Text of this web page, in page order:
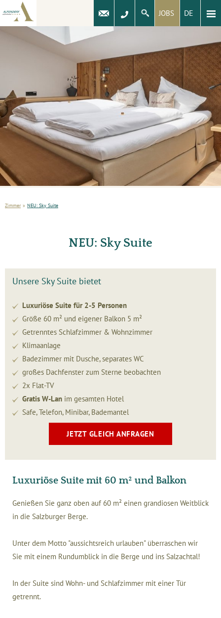
JOBS DE
Zimmer » NEU: Sky Suite
NEU: Sky Suite
Unsere Sky Suite bietet
Luxuriöse Suite für 2-5 Personen
Größe 60 m² und eigener Balkon 5 m²
Getrenntes Schlafzimmer & Wohnzimmer
Klimaanlage
Badezimmer mit Dusche, separates WC
großes Dachfenster zum Sterne beobachten
2x Flat-TV
Gratis W-Lan im gesamten Hotel
Safe, Telefon, Minibar, Bademantel
JETZT GLEICH ANFRAGEN
Luxuriöse Suite mit 60 m² und Balkon
Genießen Sie ganz oben auf 60 m² einen grandiosen Weitblick
in die Salzburger Berge.
Unter dem Motto "aussichtsreich urlauben" überraschen wir
Sie mit einem Rundumblick in die Berge und ins Salzachtal!
In der Suite sind Wohn- und Schlafzimmer mit einer Tür
getrennt.